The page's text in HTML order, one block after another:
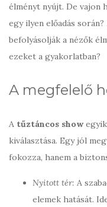
élményt nyújt. De vajon
egy ilyen előadás
befolyásolják a nézők
ezeket a gyakorlatban?
A megfelelő
A tűztáncos show
kiválasztása. Egy jól
fokozza, hanem a
Nyitott tér: A
elemek hatását.